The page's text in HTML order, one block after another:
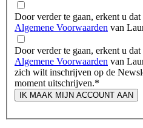
Door verder te gaan, erkent u dat
Algemene Voorwaarden van
Door verder te gaan, erkent u dat
Algemene Voorwaarden van
zich wilt inschrijven op de
moment uitschrijven.*
IK MAAK MIJN ACCOUNT AAN